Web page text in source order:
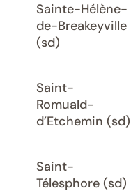
Sainte-Hélène-
de-Breakeyville
(sd)
Saint-
Romuald-
d’Etchemin (sd)
Saint-
Télesphore (sd)